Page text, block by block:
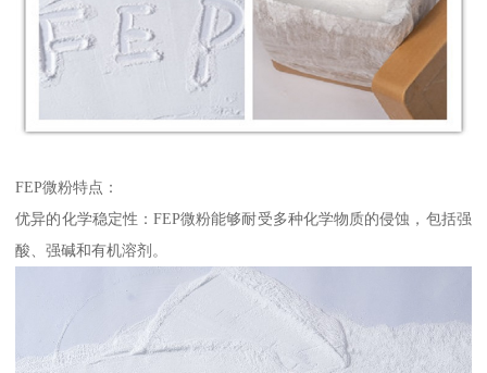
FEP微粉特点：
优异的化学稳定性：FEP微粉能够耐受多种化学物质的侵蚀，包括强
酸、强碱和有机溶剂。